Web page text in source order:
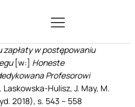
zapłaty w postępowaniu
[w:] Honeste
Profesorowi
Laskowska-Hulisz, J. May, M.
2018), s. 543 – 558